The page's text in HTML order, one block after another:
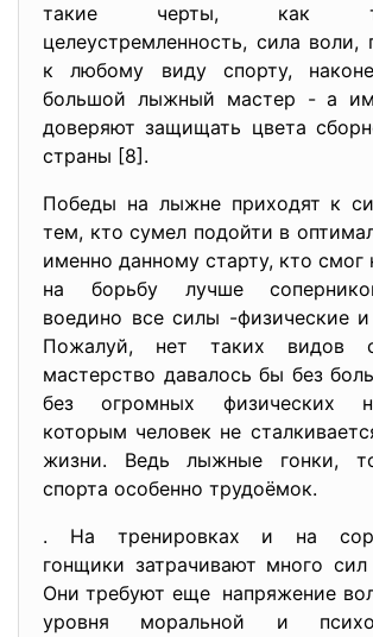
такие черты, как
целеустремленность, сила воли,
к любому виду спорту,
большой лыжный мастер - а
доверяют защищать цвета
страны [8].
Победы на лыжне приходят к
тем, кто сумел подойти в
именно данному старту, кто смог
на борьбу лучше
воедино все силы -физические
Пожалуй, нет таких видов
мастерство давалось бы без
без огромных физических
которым человек не
жизни. Ведь лыжные гонки,
спорта особенно трудоёмок.
. На тренировках и на
гонщики затрачивают много
Они требуют еще напряжение
уровня моральной и